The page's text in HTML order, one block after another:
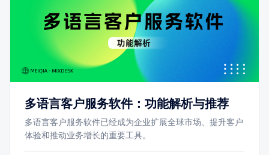
多语言客户服务软件：功能解析与推荐
多语言客户服务软件已经成为企业扩展全球市场、提升客户
体验和推动业务增长的重要工具。